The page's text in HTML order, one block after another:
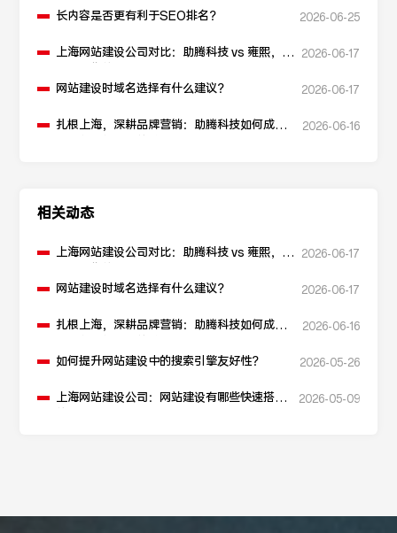
长内容是否更有利于SEO排名？ 2026-06-25
上海网站建设公司对比：助腾科技 vs 雍熙，如
2026-06-17
网站建设时域名选择有什么建议？ 2026-06-17
扎根上海，深耕品牌营销：助腾科技如何成为
2026-06-16
相关动态
上海网站建设公司对比：助腾科技 vs 雍熙，如
2026-06-17
网站建设时域名选择有什么建议？ 2026-06-17
扎根上海，深耕品牌营销：助腾科技如何成为
2026-06-16
如何提升网站建设中的搜索引擎友好性？ 2026-05-26
上海网站建设公司：网站建设有哪些快速搭建
2026-05-09